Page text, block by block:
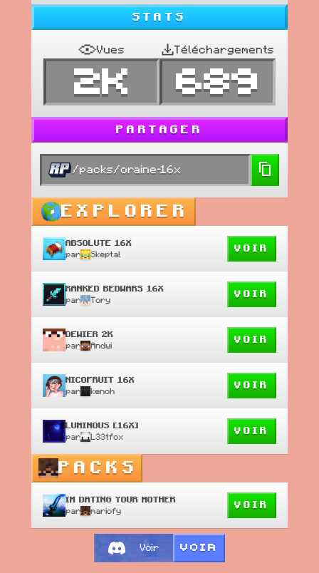
STATS
Vues
2K
Téléchargements
689
PARTAGER
/packs/oraine-16x
EXPLORER
ABSOLUTE 16X
par Skeptal
VOIR
RANKED BEDWARS 16X
par Tory
VOIR
DEWIER 2K
par Andwi
VOIR
NICOFRUIT 16X
par kenoh
VOIR
LUMINOUS [16X]
par L33tfox
VOIR
PACKS
IM DATING YOUR MOTHER
par mariofy
VOIR
Voir VOIR